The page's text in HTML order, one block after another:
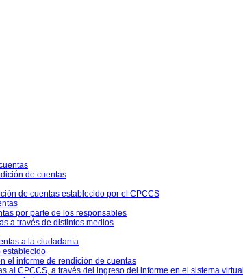
de cuentas
de cuentas establecido por el CPCCS
por parte de los responsables
a través de distintos medios
a la ciudadanía
establecido
el informe de rendición de cuentas
al CPCCS, a través del ingreso del informe en el sistema virtual